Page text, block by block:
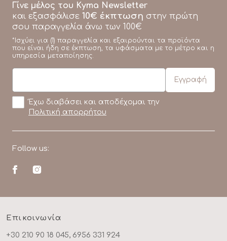
Γίνε μέλος του Kyma Newsletter
και εξασφάλισε 10€ έκπτωση στην πρώτη
σου παραγγελία άνω των 100€
*Ισχύει για (1) παραγγελία και εξαιρούνται τα προϊόντα
που είναι ήδη σε έκπτωση, τα υφάσματα με το μέτρο και η
υπηρεσία μεταποίησης.
Έχω διαβάσει και αποδέχομαι την
Πολιτική απορρήτου
Follow us:
Επικοινωνία
+30 210 90 18 045, 6956 331 924